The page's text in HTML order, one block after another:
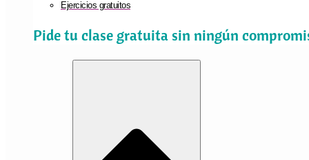
Ejercicios gratuitos
Pide tu clase gratuita sin ningún